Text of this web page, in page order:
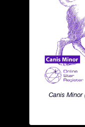
Canis Minor